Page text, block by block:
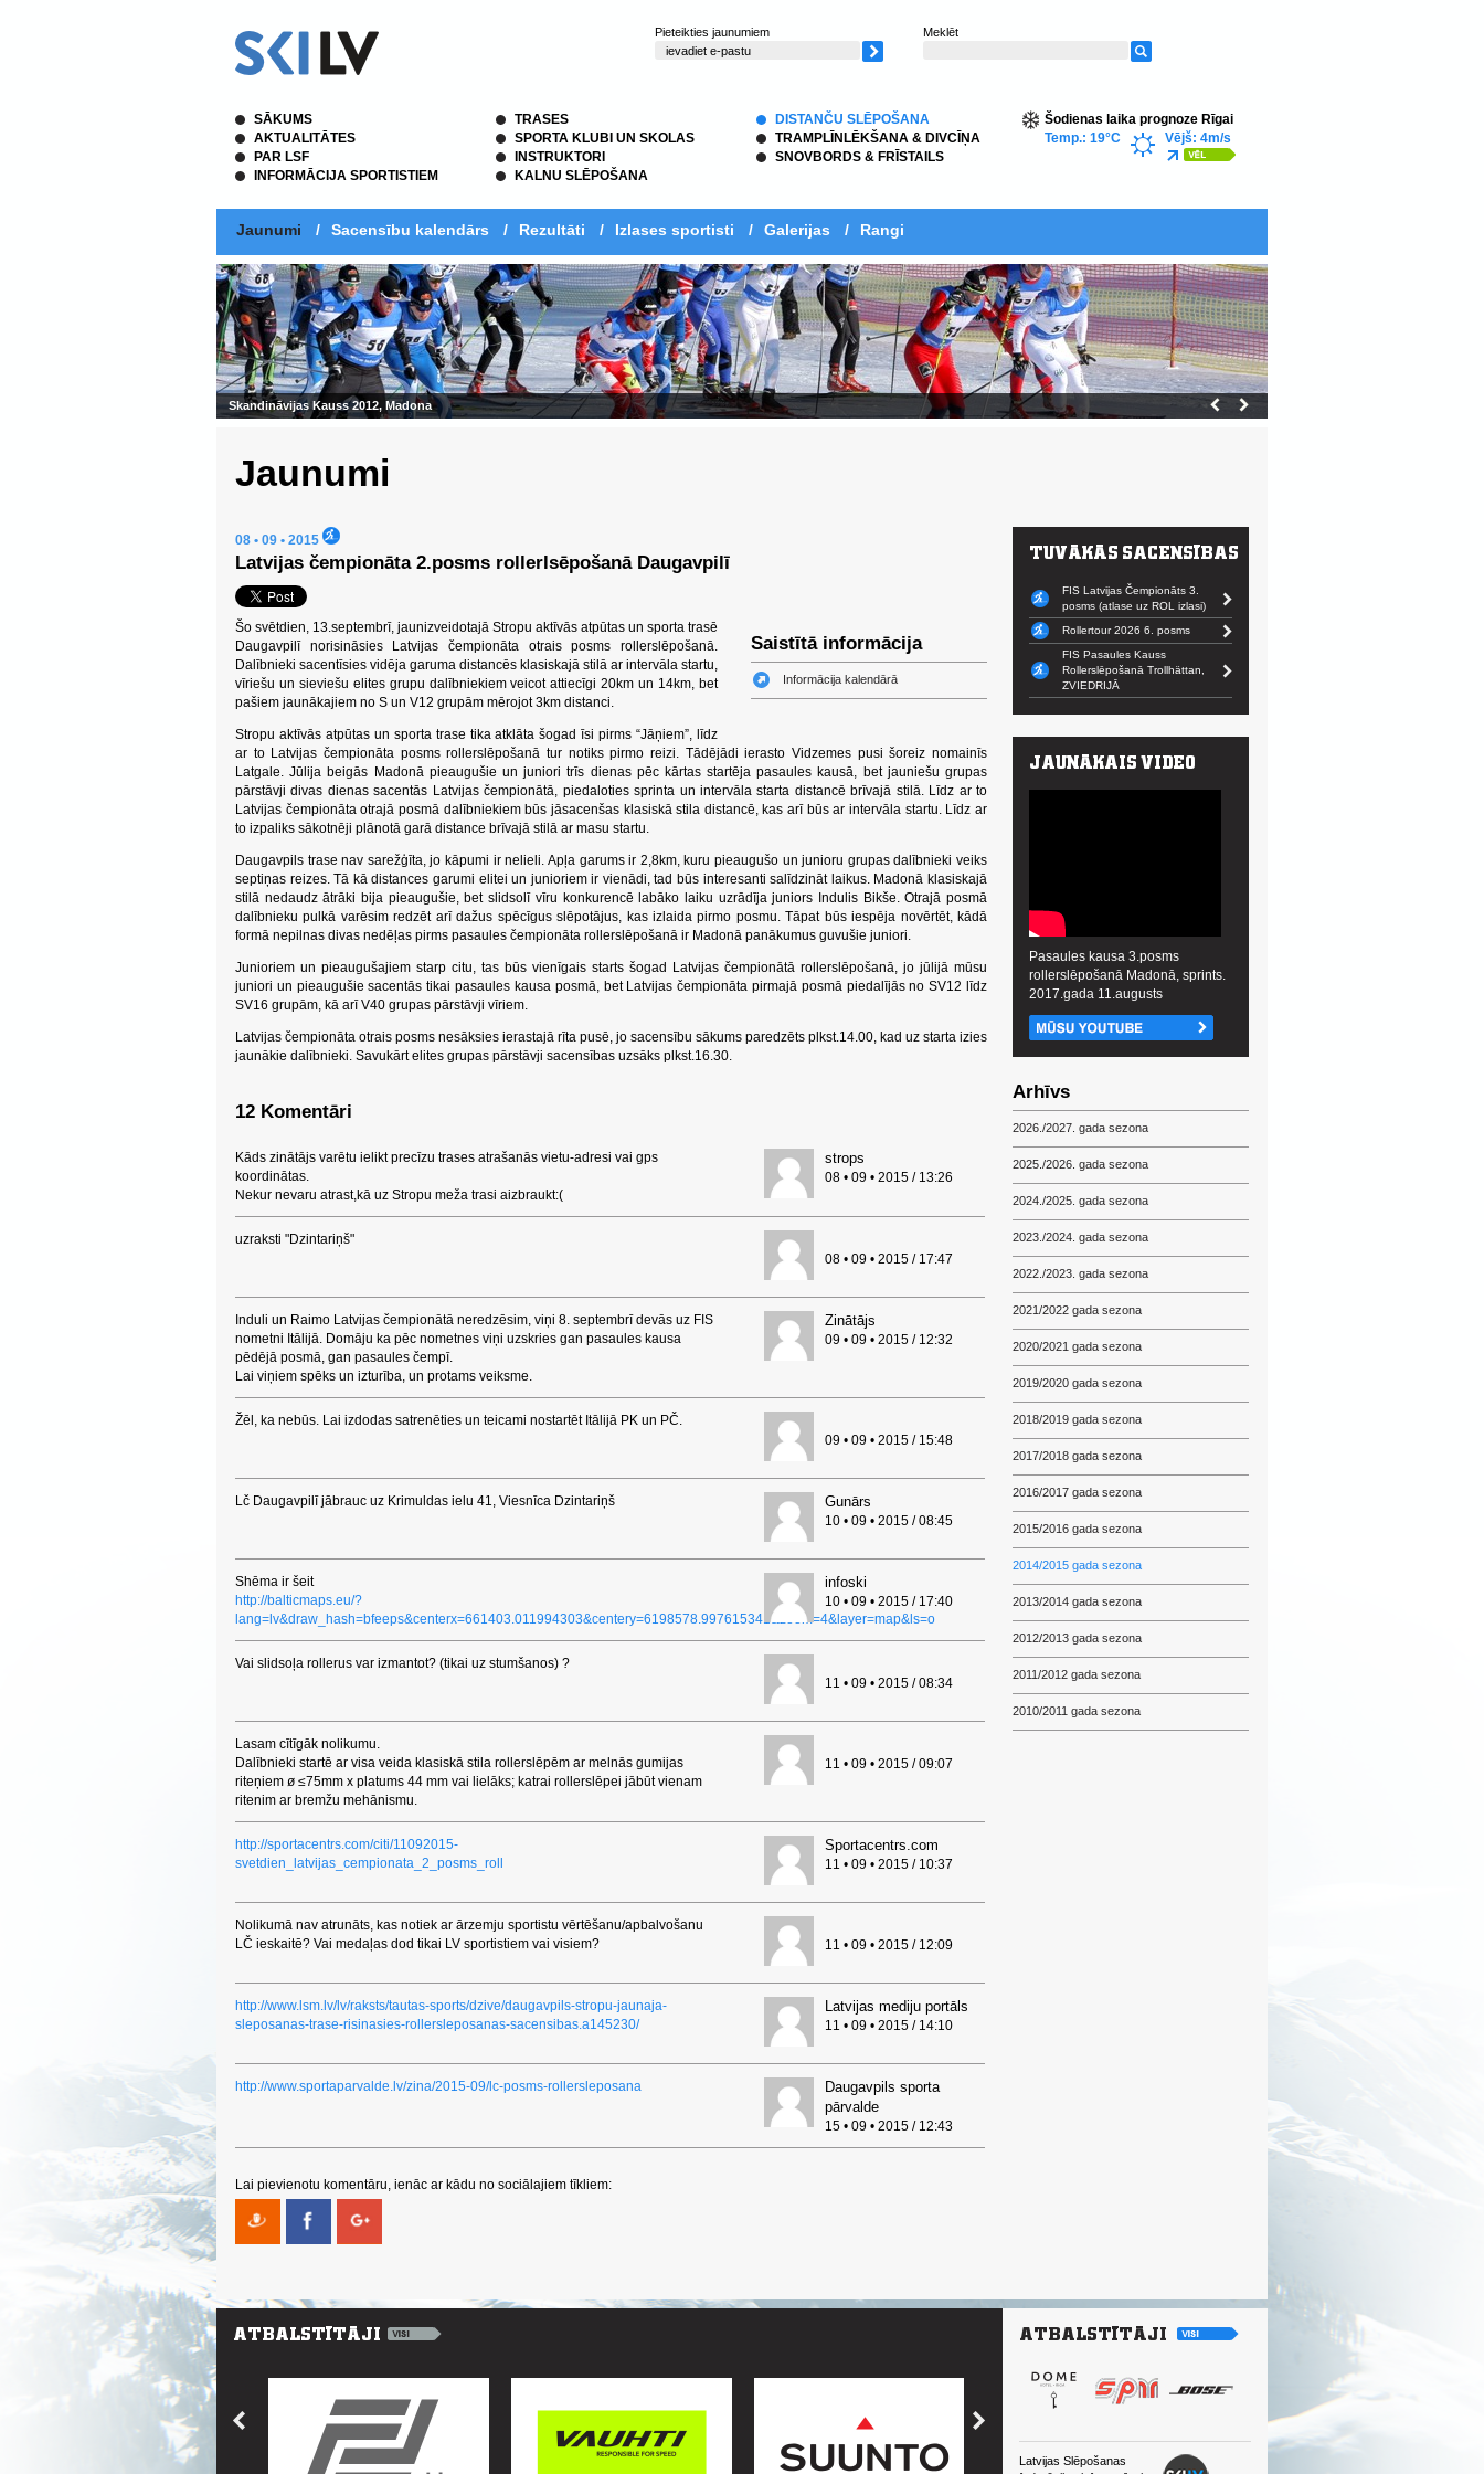
Pieteikties jaunumiem Meklēt
SĀKUMS
AKTUALITĀTES
PAR LSF
INFORMĀCIJA SPORTISTIEM
TRASES
SPORTA KLUBI UN SKOLAS
INSTRUKTORI
KALNU SLĒPOŠANA
DISTANČU SLĒPOŠANA
TRAMPLĪNLĒKŠANA & DIVCĪŅA
SNOVBORDS & FRĪSTAILS
Šodienas laika prognoze Rīgai
Temp.: 19°C
Vējš: 4m/s
Jaunumi / Sacensību kalendārs / Rezultāti / Izlases sportisti / Galerijas / Rangi
Skandināvijas Kauss 2012, Madona
Jaunumi
08 • 09 • 2015
Latvijas čempionāta 2.posms rollerlsēpošanā Daugavpilī
Saistītā informācija
Informācija kalendārā
Šo svētdien, 13.septembrī, jaunizveidotajā Stropu aktīvās atpūtas un sporta trasē
Daugavpilī norisināsies Latvijas čempionāta otrais posms rollerslēpošanā.
Dalībnieki sacentīsies vidēja garuma distancēs klasiskajā stilā ar intervāla startu,
vīriešu un sieviešu elites grupu dalībniekiem veicot attiecīgi 20km un 14km, bet
pašiem jaunākajiem no S un V12 grupām mērojot 3km distanci.
Stropu aktīvās atpūtas un sporta trase tika atklāta šogad īsi pirms “Jāņiem”, līdz
ar to Latvijas čempionāta posms rollerslēpošanā tur notiks pirmo reizi. Tādējādi ierasto Vidzemes pusi šoreiz nomainīs
Latgale. Jūlija beigās Madonā pieaugušie un juniori trīs dienas pēc kārtas startēja pasaules kausā, bet jauniešu grupas
pārstāvji divas dienas sacentās Latvijas čempionātā, piedaloties sprinta un intervāla starta distancē brīvajā stilā. Līdz ar to
Latvijas čempionāta otrajā posmā dalībniekiem būs jāsacenšas klasiskā stila distancē, kas arī būs ar intervāla startu. Līdz ar
to izpaliks sākotnēji plānotā garā distance brīvajā stilā ar masu startu.
Daugavpils trase nav sarežģīta, jo kāpumi ir nelieli. Apļa garums ir 2,8km, kuru pieaugušo un junioru grupas dalībnieki veiks
septiņas reizes. Tā kā distances garumi elitei un junioriem ir vienādi, tad būs interesanti salīdzināt laikus. Madonā klasiskajā
stilā nedaudz ātrāki bija pieaugušie, bet slidsolī vīru konkurencē labāko laiku uzrādīja juniors Indulis Bikše. Otrajā posmā
dalībnieku pulkā varēsim redzēt arī dažus spēcīgus slēpotājus, kas izlaida pirmo posmu. Tāpat būs iespēja novērtēt, kādā
formā nepilnas divas nedēļas pirms pasaules čempionāta rollerslēpošanā ir Madonā panākumus guvušie juniori.
Junioriem un pieaugušajiem starp citu, tas būs vienīgais starts šogad Latvijas čempionātā rollerslēpošanā, jo jūlijā mūsu
juniori un pieaugušie sacentās tikai pasaules kausa posmā, bet Latvijas čempionāta pirmajā posmā piedalījās no SV12 līdz
SV16 grupām, kā arī V40 grupas pārstāvji vīriem.
Latvijas čempionāta otrais posms nesāksies ierastajā rīta pusē, jo sacensību sākums paredzēts plkst.14.00, kad uz starta izies
jaunākie dalībnieki. Savukārt elites grupas pārstāvji sacensības uzsāks plkst.16.30.
12 Komentāri
Kāds zinātājs varētu ielikt precīzu trases atrašanās vietu-adresi vai gps
koordinātas.
Nekur nevaru atrast,kā uz Stropu meža trasi aizbraukt:(
strops
08 • 09 • 2015 / 13:26
uzraksti "Dzintariņš"
08 • 09 • 2015 / 17:47
Induli un Raimo Latvijas čempionātā neredzēsim, viņi 8. septembrī devās uz FIS
nometni Itālijā. Domāju ka pēc nometnes viņi uzskries gan pasaules kausa
pēdējā posmā, gan pasaules čempī.
Lai viņiem spēks un izturība, un protams veiksme.
Zinātājs
09 • 09 • 2015 / 12:32
Žēl, ka nebūs. Lai izdodas satrenēties un teicami nostartēt Itālijā PK un PČ.
09 • 09 • 2015 / 15:48
Lč Daugavpilī jābrauc uz Krimuldas ielu 41, Viesnīca Dzintariņš Gunārs
10 • 09 • 2015 / 08:45
Shēma ir šeit
http://balticmaps.eu/?
lang=lv&draw_hash=bfeeps&centerx=661403.011994303&centery=6198578.997615341&zoom=4&layer=map&ls=o
infoski
10 • 09 • 2015 / 17:40
Vai slidsoļa rollerus var izmantot? (tikai uz stumšanos) ?
11 • 09 • 2015 / 08:34
Lasam cītīgāk nolikumu.
Dalībnieki startē ar visa veida klasiskā stila rollerslēpēm ar melnās gumijas
riteņiem ø ≤75mm x platums 44 mm vai lielāks; katrai rollerslēpei jābūt vienam
ritenim ar bremžu mehānismu.
11 • 09 • 2015 / 09:07
http://sportacentrs.com/citi/11092015-
svetdien_latvijas_cempionata_2_posms_roll
Sportacentrs.com
11 • 09 • 2015 / 10:37
Nolikumā nav atrunāts, kas notiek ar ārzemju sportistu vērtēšanu/apbalvošanu
LČ ieskaitē? Vai medaļas dod tikai LV sportistiem vai visiem?
11 • 09 • 2015 / 12:09
http://www.lsm.lv/lv/raksts/tautas-sports/dzive/daugavpils-stropu-jaunaja-
sleposanas-trase-risinasies-rollersleposanas-sacensibas.a145230/
Latvijas mediju portāls
11 • 09 • 2015 / 14:10
http://www.sportaparvalde.lv/zina/2015-09/lc-posms-rollersleposana
Daugavpils sporta
pārvalde
15 • 09 • 2015 / 12:43
Lai pievienotu komentāru, ienāc ar kādu no sociālajiem tīkliem:
FIS Latvijas Čempionāts 3.
posms (atlase uz ROL izlasi)
Rollertour 2026 6. posms
FIS Pasaules Kauss
Rollerslēpošanā Trollhättan,
ZVIEDRIJĀ
Pasaules kausa 3.posms
rollerslēpošanā Madonā, sprints.
2017.gada 11.augusts
Arhīvs
2026./2027. gada sezona
2025./2026. gada sezona
2024./2025. gada sezona
2023./2024. gada sezona
2022./2023. gada sezona
2021/2022 gada sezona
2020/2021 gada sezona
2019/2020 gada sezona
2018/2019 gada sezona
2017/2018 gada sezona
2016/2017 gada sezona
2015/2016 gada sezona
2014/2015 gada sezona
2013/2014 gada sezona
2012/2013 gada sezona
2011/2012 gada sezona
2010/2011 gada sezona
Latvijas Slēpošanas